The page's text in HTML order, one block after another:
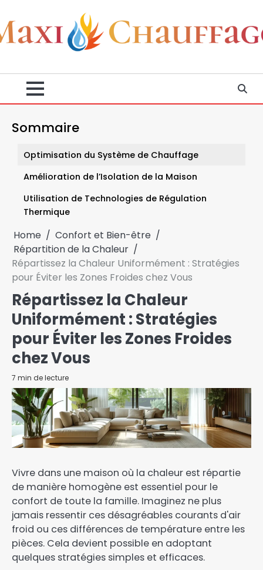
to
content
Home
Confort et Bien-être
Répartition de la Chaleur
Répartissez la Chaleur Uniformément : Stratégies
pour Éviter les Zones Froides chez Vous
Répartissez la Chaleur
Uniformément : Stratégies
pour Éviter les Zones Froides
chez Vous
7 min de lecture
Vivre dans une maison où la chaleur est répartie
de manière homogène est essentiel pour le
confort de toute la famille. Imaginez ne plus
jamais ressentir ces désagréables courants d'air
froid ou ces différences de température entre les
pièces. Cela devient possible en adoptant
quelques stratégies simples et efficaces.
Sommaire
Optimisation du Système de Chauffage
Amélioration de l’Isolation de la Maison
Utilisation de Technologies de Régulation
Thermique